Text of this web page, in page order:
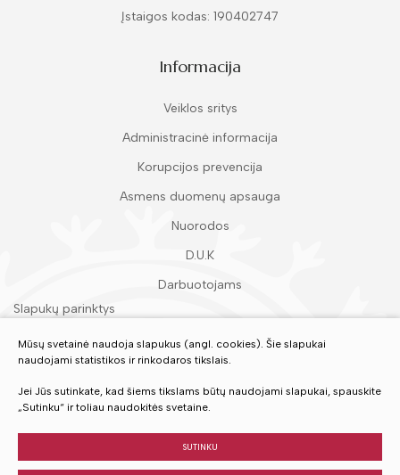
Įstaigos kodas: 190402747
Informacija
Veiklos sritys
Administracinė informacija
Korupcijos prevencija
Asmens duomenų apsauga
Nuorodos
D.U.K
Darbuotojams
Slapukų parinktys
Įvertinkite mūsų paslaugas
Mūsų svetainė naudoja slapukus (angl. cookies). Šie slapukai
naudojami statistikos ir rinkodaros tikslais.
Jei Jūs sutinkate, kad šiems tikslams būtų naudojami slapukai, spauskite
„Sutinku“ ir toliau naudokitės svetaine.
SUTINKU